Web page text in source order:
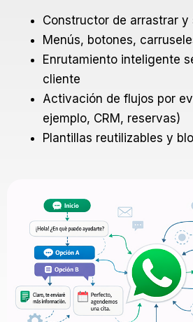
Constructor de arrastrar y
Menús, botones,
Enrutamiento inteligente
cliente
Activación de flujos por
ejemplo, CRM, reservas)
Plantillas reutilizables y